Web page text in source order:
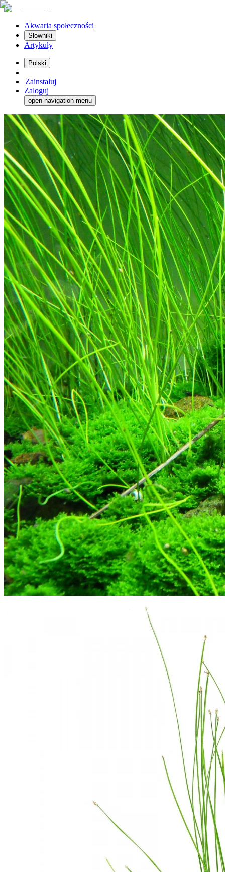
Akwaria społeczności
Słowniki
Artykuły
Polski
Zainstaluj
Zaloguj
open navigation menu